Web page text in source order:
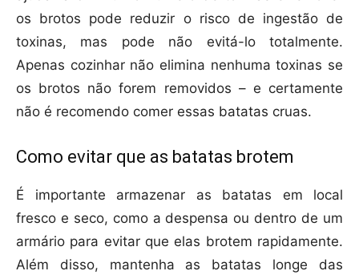
os brotos pode reduzir o risco de ingestão de
toxinas, mas pode não evitá-lo totalmente.
Apenas cozinhar não elimina nenhuma toxinas se
os brotos não forem removidos – e certamente
não é recomendo comer essas batatas cruas.
Como evitar que as batatas brotem
É importante armazenar as batatas em local
fresco e seco, como a despensa ou dentro de um
armário para evitar que elas brotem rapidamente.
Além disso, mantenha as batatas longe das